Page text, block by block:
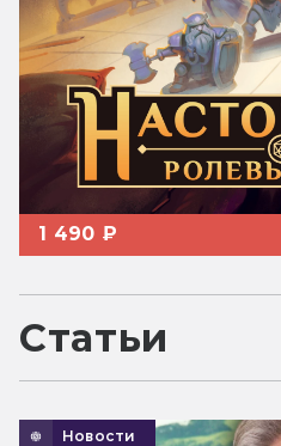
1 490 ₽
Статьи
Новости